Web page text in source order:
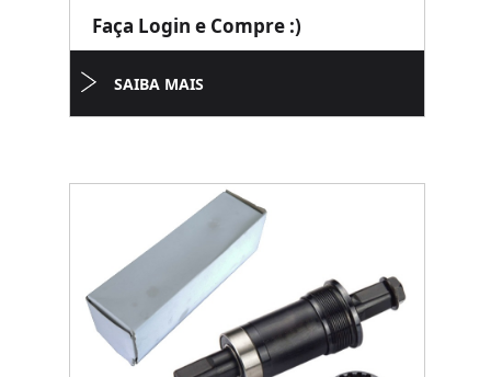
Faça Login e Compre :)
SAIBA MAIS